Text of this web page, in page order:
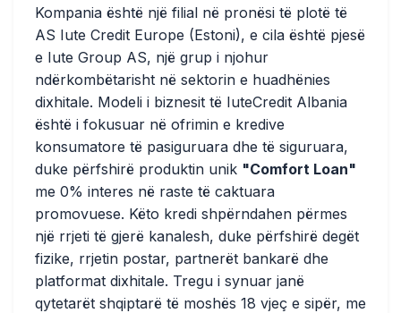
Kompania është një filial në pronësi të plotë të
AS Iute Credit Europe (Estoni), e cila është pjesë
e Iute Group AS, një grup i njohur
ndërkombëtarisht në sektorin e huadhënies
dixhitale. Modeli i biznesit të IuteCredit Albania
është i fokusuar në ofrimin e kredive
konsumatore të pasiguruara dhe të siguruara,
duke përfshirë produktin unik "Comfort Loan"
me 0% interes në raste të caktuara
promovuese. Këto kredi shpërndahen përmes
një rrjeti të gjerë kanalesh, duke përfshirë degët
fizike, rrjetin postar, partnerët bankarë dhe
platformat dixhitale. Tregu i synuar janë
qytetarët shqiptarë të moshës 18 vjeç e sipër, me